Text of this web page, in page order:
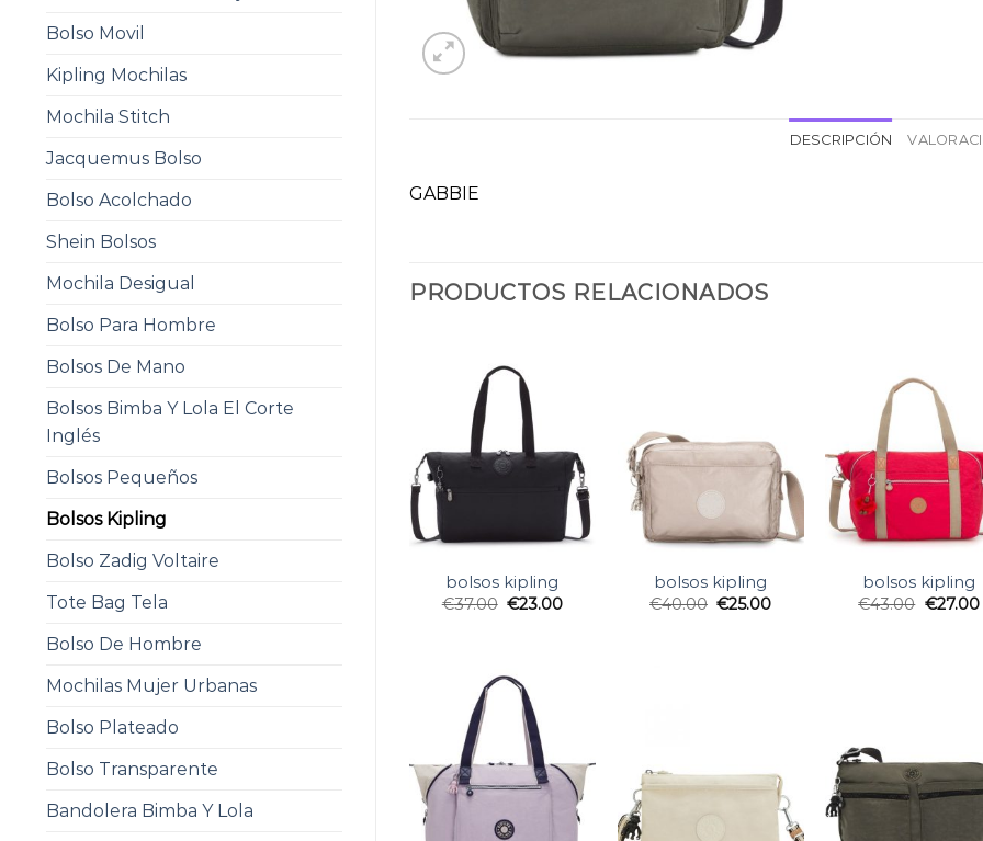
Bolso Movil
Kipling Mochilas
Mochila Stitch
Jacquemus Bolso
Bolso Acolchado
Shein Bolsos
Mochila Desigual
Bolso Para Hombre
Bolsos De Mano
Bolsos Bimba Y Lola El Corte
Inglés
Bolsos Pequeños
Bolsos Kipling
Bolso Zadig Voltaire
Tote Bag Tela
Bolso De Hombre
Mochilas Mujer Urbanas
Bolso Plateado
Bolso Transparente
Bandolera Bimba Y Lola
DESCRIPCIÓN
GABBIE
PRODUCTOS RELACIONADOS
bolsos kipling
€37.00 €23.00
bolsos kipling
€40.00 €25.00
bolsos kipling
€43.00 €27.00